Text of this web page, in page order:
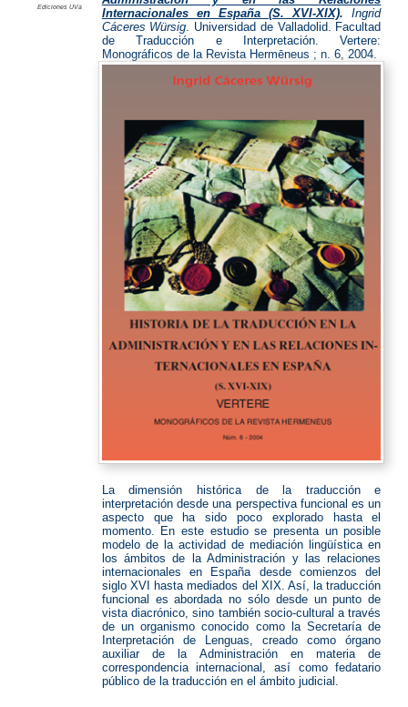
Ediciones UVa
Internacionales en España (S. XVI-XIX). Ingrid
Cáceres Würsig. Universidad de Valladolid. Facultad
de Traducción e Interpretación. Vertere:
Monográficos de la Revista Hermēneus ; n. 6, 2004.
La dimensión histórica de la traducción e
interpretación desde una perspectiva funcional es un
aspecto que ha sido poco explorado hasta el
momento. En este estudio se presenta un posible
modelo de la actividad de mediación lingüística en
los ámbitos de la Administración y las relaciones
internacionales en España desde comienzos del
siglo XVI hasta mediados del XIX. Así, la traducción
funcional es abordada no sólo desde un punto de
vista diacrónico, sino también socio-cultural a través
de un organismo conocido como la Secretaría de
Interpretación de Lenguas, creado como órgano
auxiliar de la Administración en materia de
correspondencia internacional, así como fedatario
público de la traducción en el ámbito judicial.